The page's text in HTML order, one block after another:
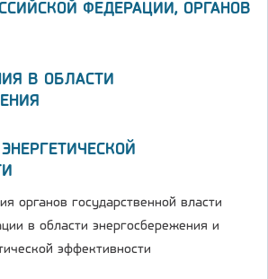
ФЕДЕРАЦИИ, ОРГАНОВ
В ОБЛАСТИ
органов государственной власти
в области энергосбережения и
эффективности